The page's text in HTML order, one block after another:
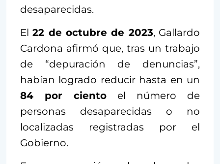
desaparecidas.
El22 de octubre de 2023, Gallardo
Cardona afirmó que, tras un trabajo
de “depuración de denuncias”,
habían logrado reducir hasta en un
84 por ciento el número de
personas desaparecidas o no
localizadas registradas por el
Gobierno.